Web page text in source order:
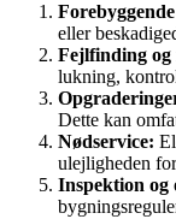
eller
Fejlfinding
lukning,
Dette kan
Nødservice:
ulejligheden
Inspektion og